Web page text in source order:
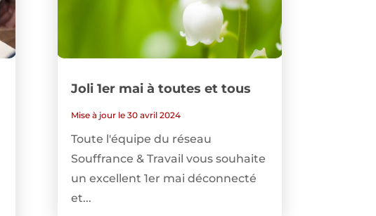
Joli 1er mai à toutes et tous
Mise à jour le 30 avril 2024
Toute l'équipe du réseau
Souffrance & Travail vous souhaite
un excellent 1er mai déconnecté
et...